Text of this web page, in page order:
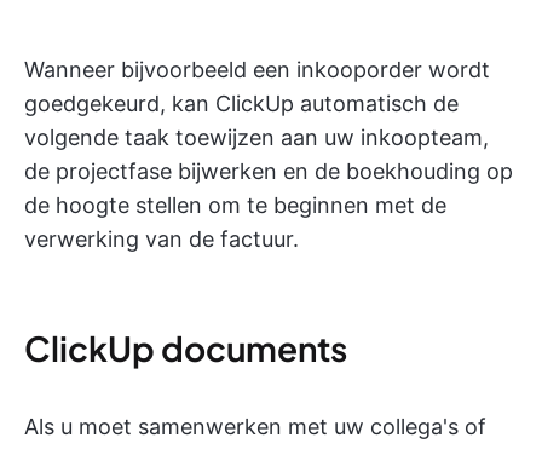
Wanneer bijvoorbeeld een inkooporder wordt
goedgekeurd, kan ClickUp automatisch de
volgende taak toewijzen aan uw inkoopteam,
de projectfase bijwerken en de boekhouding op
de hoogte stellen om te beginnen met de
verwerking van de factuur.
ClickUp documents
Als u moet samenwerken met uw collega's of